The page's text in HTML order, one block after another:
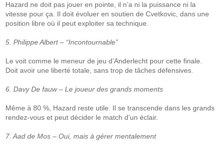
Hazard ne doit pas jouer en pointe, il n’a ni la puissance ni la
vitesse pour ça. Il doit évoluer en soutien de Cvetkovic, dans une
position libre où il peut exploiter sa technique.
5. Philippe Albert – “Incontournable”
Le voit comme le meneur de jeu d’Anderlecht pour cette finale.
Doit avoir une liberté totale, sans trop de tâches défensives.
6. Davy De fauw – Le joueur des grands moments
Même à 80 %, Hazard reste utile. Il se transcende dans les grands
rendez-vous et peut décider le match d’un éclair.
7. Aad de Mos – Oui, mais à gérer mentalement